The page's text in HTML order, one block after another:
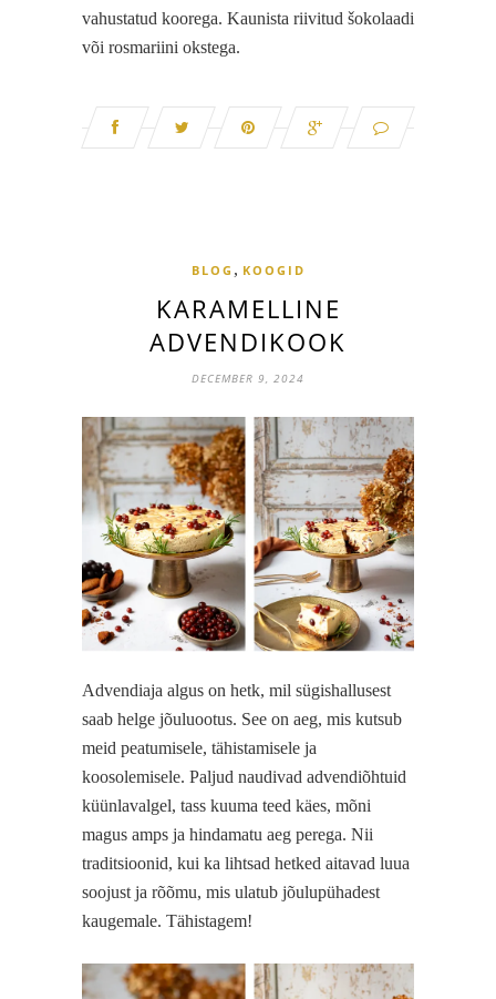
vahustatud koorega. Kaunista riivitud šokolaadi
või rosmariini okstega.
BLOG , KOOGID
KARAMELLINE
ADVENDIKOOK
DECEMBER 9, 2024
Advendiaja algus on hetk, mil sügishallusest
saab helge jõuluootus. See on aeg, mis kutsub
meid peatumisele, tähistamisele ja
koosolemisele. Paljud naudivad advendiõhtuid
küünlavalgel, tass kuuma teed käes, mõni
magus amps ja hindamatu aeg perega. Nii
traditsioonid, kui ka lihtsad hetked aitavad luua
soojust ja rõõmu, mis ulatub jõulupühadest
kaugemale. Tähistagem!